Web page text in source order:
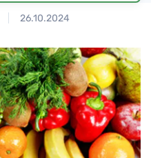
26.10.2024